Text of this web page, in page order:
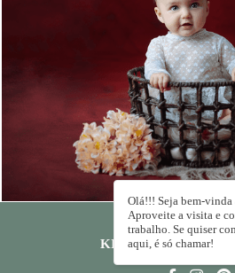
1405
KIKA RODRIGUES
Olá!!! Seja bem-vinda
Aproveite a visita e
trabalho. Se quiser
aqui, é só chamar!